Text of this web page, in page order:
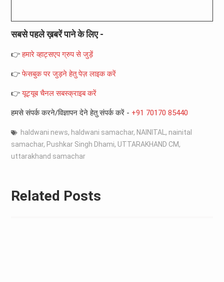
सबसे पहले ख़बरें पाने के लिए -
👉हमारे व्हाट्सएप ग्रुप से जुड़ें
👉फेसबुक पर जुड़ने हेतु पेज़ लाइक करें
👉यूट्यूब चैनल सबस्क्राइब करें
हमसे संपर्क करने/विज्ञापन देने हेतु संपर्क करें - +91 70170 85440
haldwani news, haldwani samachar, NAINITAL , nainital
samachar, Pushkar Singh Dhami, UTTARAKHAND CM,
uttarakhand samachar
Related Posts